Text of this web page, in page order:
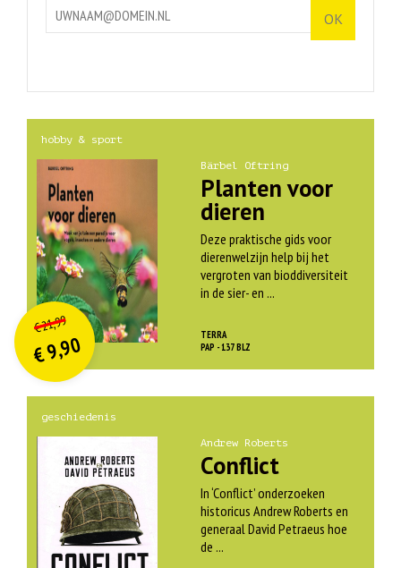
hobby & sport
Bärbel Oftring
Planten voor
dieren
Deze praktische gids voor
dierenwelzijn help bij het
vergroten van bioddiversiteit
in de sier- en ...
TERRA
PAP - 137 BLZ
€21,99O
orspr
onkelijke
prijs
was:
€ 21,99.
€9,90
Huidige
prijs
is:
€ 9,90.
geschiedenis
Andrew Roberts
Conflict
In ‘Conflict’ onderzoeken
historicus Andrew Roberts en
generaal David Petraeus hoe
de ...